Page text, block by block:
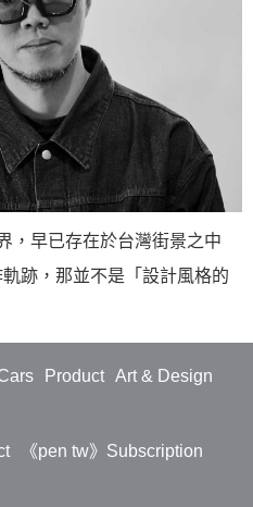
，早已存在於台灣街景之中
跡，那並不是「設計風格的
Product
Art & Design
《pen tw》Subscription